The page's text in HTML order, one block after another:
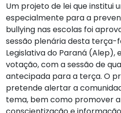
Um projeto de lei que institui
especialmente para a
bullying nas escolas foi
sessão plenária desta terça-
Legislativa do Paraná (Alep),
votação, com a sessão de
antecipada para a terça. O
pretende alertar a
tema, bem como promover